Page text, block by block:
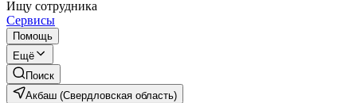
Ищу сотрудника
Сервисы
Помощь
Ещё
Поиск
Акбаш (Свердловская область)